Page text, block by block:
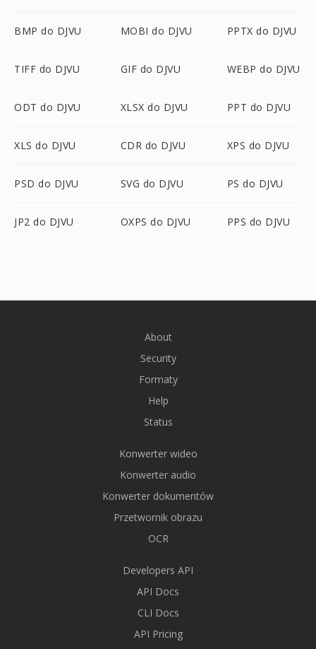
BMP do DJVU MOBI do DJVU PPTX do DJVU
TIFF do DJVU GIF do DJVU WEBP do DJVU
ODT do DJVU XLSX do DJVU PPT do DJVU
XLS do DJVU CDR do DJVU XPS do DJVU
PSD do DJVU SVG do DJVU PS do DJVU
JP2 do DJVU OXPS do DJVU PPS do DJVU
About
Security
Formaty
Help
Status
Konwerter wideo
Konwerter audio
Konwerter dokumentów
Przetwornik obrazu
OCR
Developers API
API Docs
CLI Docs
API Pricing